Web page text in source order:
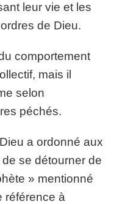
leur vie et les
de Dieu.
comportement
mais il
selon
péchés.
a ordonné aux
se détourner de
» mentionné
référence à